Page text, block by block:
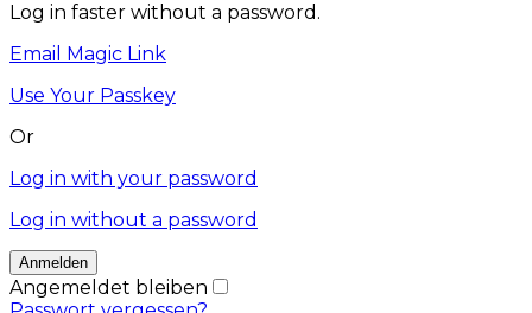
Log in faster without a password.
Email Magic Link
Use Your Passkey
Or
Log in with your password
Log in without a password
Angemeldet bleiben